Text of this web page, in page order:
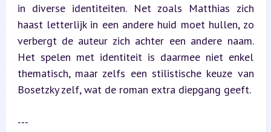
in diverse identiteiten. Net zoals Matthias zich
haast letterlijk in een andere huid moet hullen, zo
verbergt de auteur zich achter een andere naam.
Het spelen met identiteit is daarmee niet enkel
thematisch, maar zelfs een stilistische keuze van
Bosetzky zelf, wat de roman extra diepgang geeft.
---